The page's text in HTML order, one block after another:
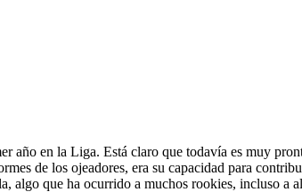
año en la Liga. Está claro que todavía es muy
de los ojeadores, era su capacidad para
algo que ha ocurrido a muchos rookies, incluso